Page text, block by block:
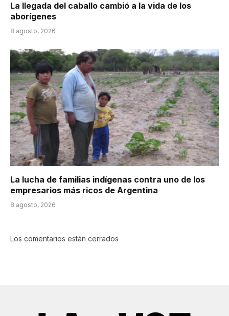
La llegada del caballo cambió a la vida de los
aborígenes
8 agosto, 2026
La lucha de familias indígenas contra uno de los
empresarios más ricos de Argentina
8 agosto, 2026
Los comentarios están cerrados